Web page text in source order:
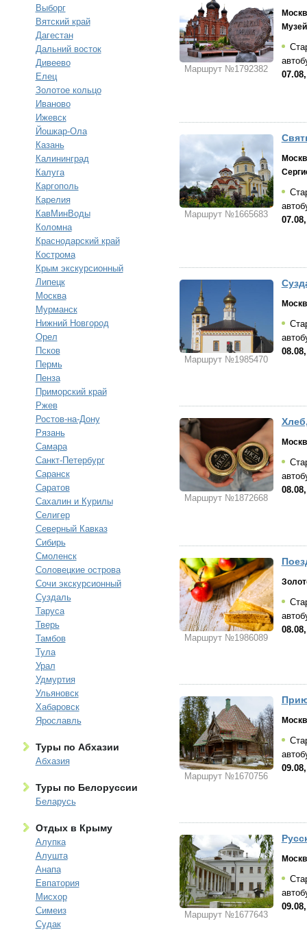
Выборг
Вятский край
Дагестан
Дальний восток
Дивеево
Елец
Золотое кольцо
Иваново
Ижевск
Йошкар-Ола
Казань
Калининград
Калуга
Каргополь
Карелия
КавМинВоды
Коломна
Краснодарский край
Кострома
Крым экскурсионный
Липецк
Москва
Мурманск
Нижний Новгород
Орел
Псков
Пермь
Пенза
Приморский край
Ржев
Ростов-на-Дону
Рязань
Самара
Санкт-Петербург
Саранск
Саратов
Сахалин и Курилы
Селигер
Северный Кавказ
Сибирь
Смоленск
Соловецкие острова
Сочи экскурсионный
Суздаль
Таруса
Тверь
Тамбов
Тула
Урал
Удмуртия
Ульяновск
Хабаровск
Ярославль
Туры по Абхазии
Абхазия
Туры по Белоруссии
Беларусь
Отдых в Крыму
Алупка
Алушта
Анапа
Евпатория
Мисхор
Симеиз
Судак
Маршрут №1792382
Маршрут №1665683
Маршрут №1985470
Маршрут №1872668
Маршрут №1986089
Маршрут №1670756
Маршрут №1677643